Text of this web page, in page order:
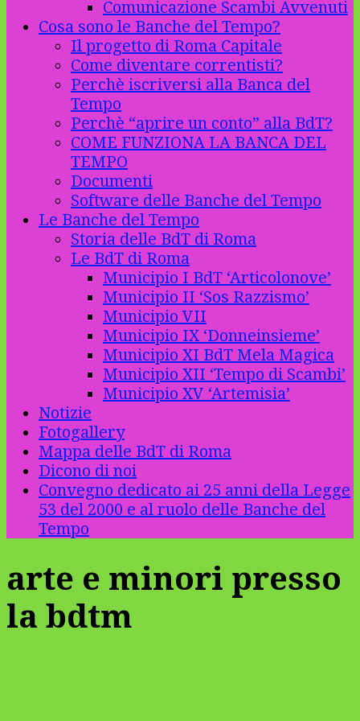
Comunicazione Scambi Avvenuti
Cosa sono le Banche del Tempo?
Il progetto di Roma Capitale
Come diventare correntisti?
Perchè iscriversi alla Banca del
Tempo
Perchè “aprire un conto” alla BdT?
COME FUNZIONA LA BANCA DEL
TEMPO
Documenti
Software delle Banche del Tempo
Le Banche del Tempo
Storia delle BdT di Roma
Le BdT di Roma
Municipio I BdT ‘Articolonove’
Municipio II ‘Sos Razzismo’
Municipio VII
Municipio IX ‘Donneinsieme’
Municipio XI BdT Mela Magica
Municipio XII ‘Tempo di Scambi’
Municipio XV ‘Artemisia’
Notizie
Fotogallery
Mappa delle BdT di Roma
Dicono di noi
Convegno dedicato ai 25 anni della Legge
53 del 2000 e al ruolo delle Banche del
Tempo
arte e minori presso
la bdtm